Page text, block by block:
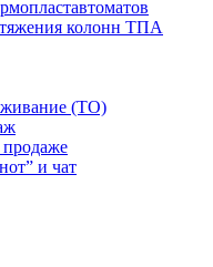
колонн ТПА
(ТО)
и чат